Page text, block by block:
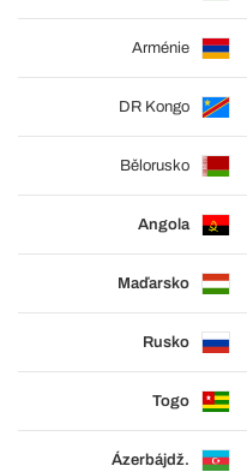
Arménie
DR Kongo
Bělorusko
Angola
Maďarsko
Rusko
Togo
Ázerbájdž.